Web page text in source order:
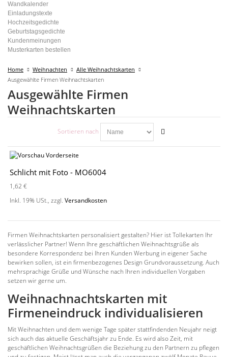
Wandkalender
Einladungstexte
Hochzeitsgedichte
Geburtstagsgedichte
Kundenmeinungen
Musterkarten bestellen
Home Weihnachten
Alle Weihnachtskarten
Ausgewählte Firmen Weihnachtskarten
Ausgewählte Firmen
Weihnachtskarten
Sortieren nach
Schlicht mit Foto - MO6004
1,62 €
Inkl. 19% USt.,zzgl.Versandkosten
Firmen Weihnachtskarten personalisiert gestalten? Hier ist Tollekarten Ihr
verlässlicher Partner! Wenn Ihre geschäftlichen Weihnachtsgrüße als
besondere Korrespondenz bei Ihren Kunden Werbung in eigener Sache
bewirken sollen, ist ein firmenbezogenes Design Grundvoraussetzung. Auch
mehrsprachige Grüße und Wünsche nach Ihren individuellen Vorgaben
setzen wir gerne um.
Weihnachnachtskarten mit
Firmeneindruck individualisieren
Mit Weihnachten und dem wenige Tage später stattfindenden Neujahr neigt
sich auch das aktuelle Geschäftsjahr zu Ende. Es wird also Zeit, mit
geschäftlichen Weihnachtsgrüßen die Beziehung zu den Partnern zu pflegen